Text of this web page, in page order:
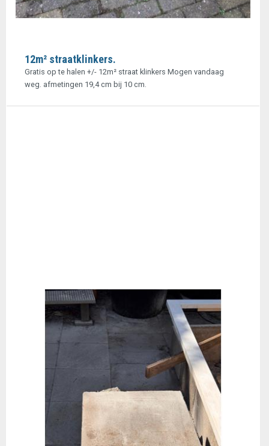
12m² straatklinkers.
Gratis op te halen +/- 12m² straat klinkers Mogen vandaag
weg. afmetingen 19,4 cm bij 10 cm.